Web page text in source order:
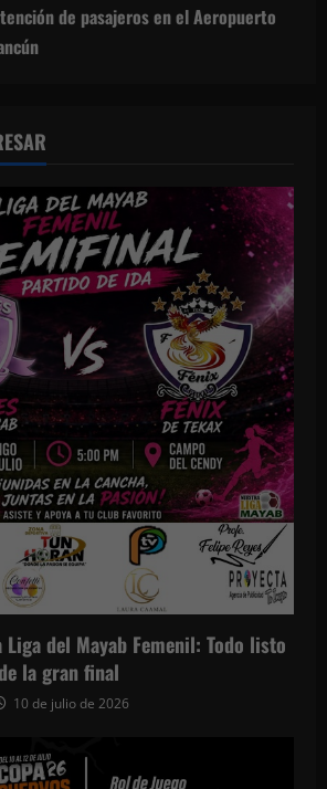
de pasajeros en el Aeropuerto
del Mayab Femenil: Todo listo
la gran final
10 de julio de 2026